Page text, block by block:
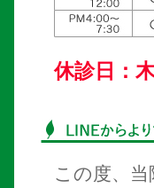
休診日：
この度、